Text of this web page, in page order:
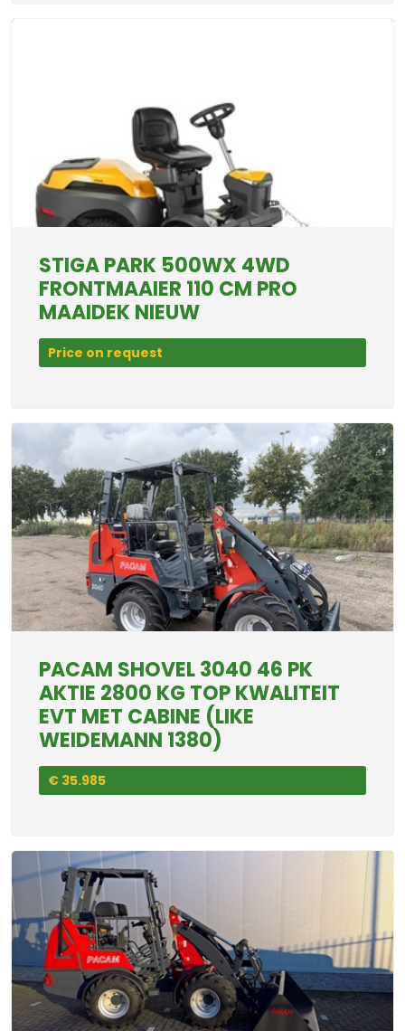
STIGA PARK 500WX 4WD
FRONTMAAIER 110 CM PRO
MAAIDEK NIEUW
Price on request
PACAM SHOVEL 3040 46 PK
AKTIE 2800 KG TOP KWALITEIT
EVT MET CABINE (LIKE
WEIDEMANN 1380)
€ 35.985